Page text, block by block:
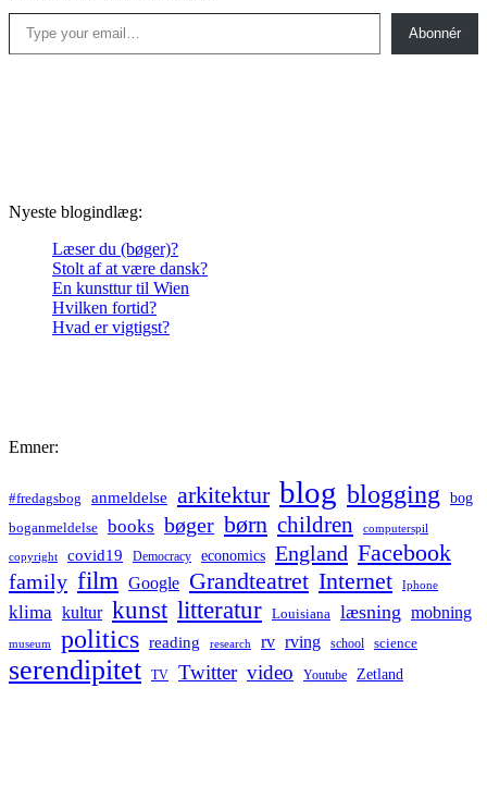
Type your email…
Abonnér
Nyeste blogindlæg:
Læser du (bøger)?
Stolt af at være dansk?
En kunsttur til Wien
Hvilken fortid?
Hvad er vigtigst?
Emner:
#fredagsbog anmeldelse arkitektur blog blogging bog
boganmeldelse books bøger børn children computerspil
copyright covid19 Democracy economics England Facebook
family film Google Grandteatret Internet Iphone
klima kultur kunst litteratur Louisiana læsning mobning
museum politics reading research rv rving school science
serendipitet TV Twitter video Youtube Zetland